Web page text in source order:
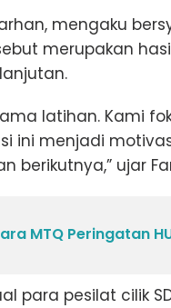
mengaku
merupakan
latihan. Kami
ini menjadi
berikutnya,” ujar
MTQ Peringatan
para pesilat cilik